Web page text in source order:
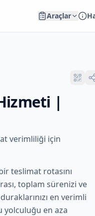
Araçlar
|
verimliliği için
teslimat rotasını
toplam sürenizi ve
en verimli
yolculuğu en aza